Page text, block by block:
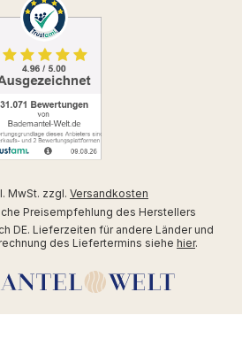
MwSt. zzgl. Versandkosten
Preisempfehlung des Herstellers
DE. Lieferzeiten für andere Länder und
des Liefertermins siehe hier.